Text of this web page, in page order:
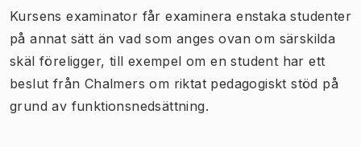
Kursens examinator får examinera enstaka studenter
på annat sätt än vad som anges ovan om särskilda
skäl föreligger, till exempel om en student har ett
beslut från Chalmers om riktat pedagogiskt stöd på
grund av funktionsnedsättning.